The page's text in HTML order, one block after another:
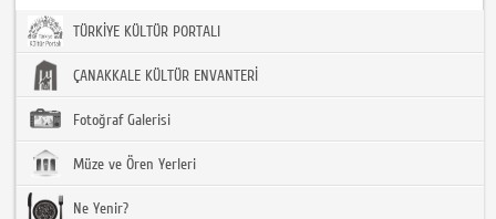
TÜRKİYE KÜLTÜR PORTALI
ÇANAKKALE KÜLTÜR ENVANTERİ
Fotoğraf Galerisi
Müze ve Ören Yerleri
Ne Yenir?